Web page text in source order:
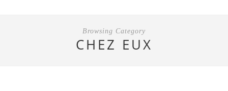
Browsing Category
CHEZ EUX